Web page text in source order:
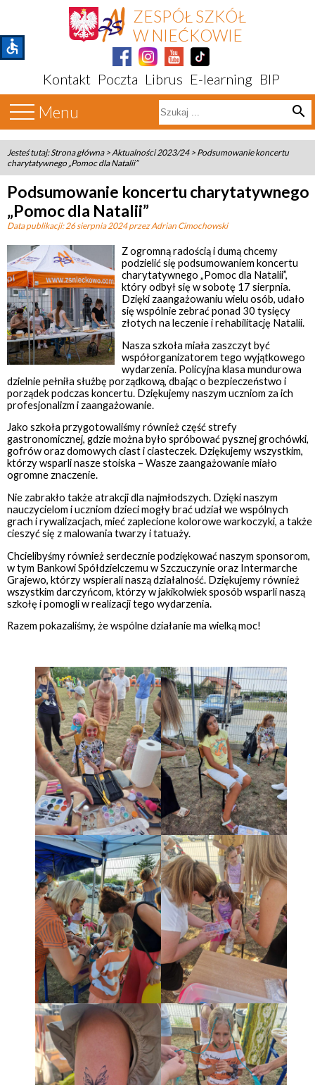
ZESPÓŁ SZKÓŁ
W NIEĆKOWIE
Kontakt Poczta Librus E-learning BIP
Menu search
Jesteś tutaj:Strona główna>Aktualności 2023/24> Podsumowanie koncertu
charytatywnego „Pomoc dla Natalii”
Podsumowanie koncertu charytatywnego
„Pomoc dla Natalii”
Data publikacji:26 sierpnia 2024przez Adrian Cimochowski
Z ogromną radością i dumą chcemy
podzielić się podsumowaniem koncertu
charytatywnego „Pomoc dla Natalii”,
który odbył się w sobotę 17 sierpnia.
Dzięki zaangażowaniu wielu osób, udało
się wspólnie zebrać ponad 30 tysięcy
złotych na leczenie i rehabilitację Natalii.
Nasza szkoła miała zaszczyt być
współorganizatorem tego wyjątkowego
wydarzenia. Policyjna klasa mundurowa
dzielnie pełniła służbę porządkową, dbając o bezpieczeństwo i
porządek podczas koncertu. Dziękujemy naszym uczniom za ich
profesjonalizm i zaangażowanie.
Jako szkoła przygotowaliśmy również część strefy
gastronomicznej, gdzie można było spróbować pysznej grochówki,
gofrów oraz domowych ciast i ciasteczek. Dziękujemy wszystkim,
którzy wsparli nasze stoiska – Wasze zaangażowanie miało
ogromne znaczenie.
Nie zabrakło także atrakcji dla najmłodszych. Dzięki naszym
nauczycielom i uczniom dzieci mogły brać udział we wspólnych
grach i rywalizacjach, mieć zaplecione kolorowe warkoczyki, a także
cieszyć się z malowania twarzy i tatuaży.
Chcielibyśmy również serdecznie podziękować naszym sponsorom,
w tym Bankowi Spółdzielczemu w Szczuczynie oraz Intermarche
Grajewo, którzy wspierali naszą działalność. Dziękujemy również
wszystkim darczyńcom, którzy w jakikolwiek sposób wsparli naszą
szkołę i pomogli w realizacji tego wydarzenia.
Razem pokazaliśmy, że wspólne działanie ma wielką moc!
accessible